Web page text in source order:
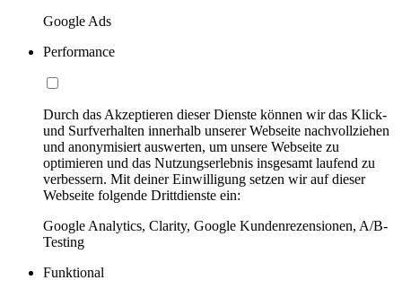
Google Ads
Performance
Durch das Akzeptieren dieser Dienste können wir das Klick-
und Surfverhalten innerhalb unserer Webseite nachvollziehen
und anonymisiert auswerten, um unsere Webseite zu
optimieren und das Nutzungserlebnis insgesamt laufend zu
verbessern. Mit deiner Einwilligung setzen wir auf dieser
Webseite folgende Drittdienste ein:
Google Analytics, Clarity, Google Kundenrezensionen, A/B-
Testing
Funktional